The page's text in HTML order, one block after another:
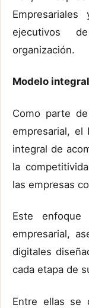
ejecutivos
organización.
Modelo
Como parte
empresarial, el
integral de
la
las empresas
Este enfoque
empresarial,
digitales
cada etapa de
Entre ellas se